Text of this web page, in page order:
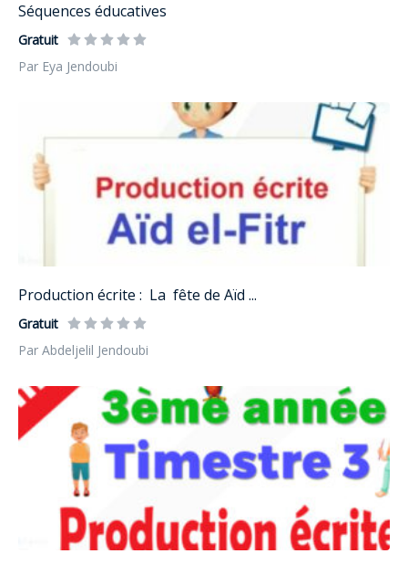
Séquences éducatives
Gratuit
Par Eya Jendoubi
Production écrite : La fête de Aïd ...
Gratuit
Par Abdeljelil Jendoubi